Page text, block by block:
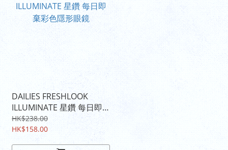
DAILIES FRESHLOOK
ILLUMINATE 星鑽 每日即
棄彩色隱形眼鏡
HK$238.00
HK$158.00